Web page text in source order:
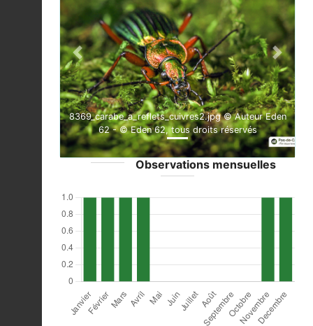
8369_carabe_a_reflets_cuivres2.jpg © Auteur Eden
62 - © Eden 62, tous droits réservés
Previous Next
Observations mensuelles